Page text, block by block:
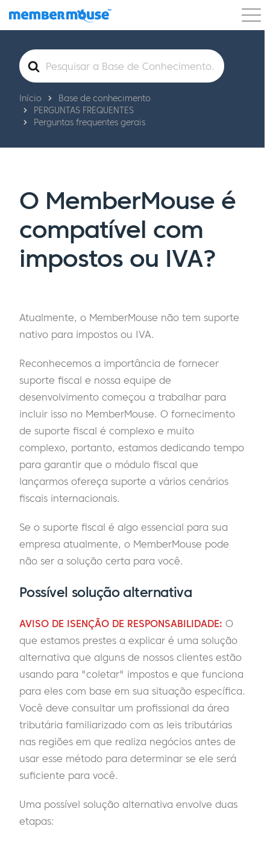
Recursos Clientes Preços
Começar a usar
Pesquisar
por
Início
Base de conhecimento
PERGUNTAS FREQUENTES
Perguntas frequentes gerais
O MemberMouse é
compatível com
impostos ou IVA?
Atualmente, o MemberMouse não tem suporte
nativo para impostos ou IVA.
Reconhecemos a importância de fornecer
suporte fiscal e nossa equipe de
desenvolvimento começou a trabalhar para
incluir isso no MemberMouse. O fornecimento
de suporte fiscal é complexo e muito
complexo, portanto, estamos dedicando tempo
para garantir que o módulo fiscal que
lançarmos ofereça suporte a vários cenários
fiscais internacionais.
Se o suporte fiscal é algo essencial para sua
empresa atualmente, o MemberMouse pode
não ser a solução certa para você.
Possível solução alternativa
AVISO DE ISENÇÃO DE RESPONSABILIDADE: O
que estamos prestes a explicar é uma solução
alternativa que alguns de nossos clientes estão
usando para "coletar" impostos e que funciona
para eles com base em sua situação específica.
Você deve consultar um profissional da área
tributária familiarizado com as leis tributárias
nas regiões em que realiza negócios antes de
usar esse método para determinar se ele será
suficiente para você.
Uma possível solução alternativa envolve duas
etapas: